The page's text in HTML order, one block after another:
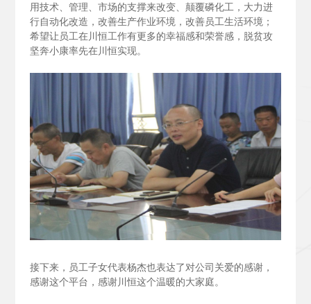
用技术、管理、市场的支撑来改变、颠覆磷化工，大力进
行自动化改造，改善生产作业环境，改善员工生活环境；
希望让员工在川恒工作有更多的幸福感和荣誉感，脱贫攻
坚奔小康率先在川恒实现。
接下来，员工子女代表杨杰也表达了对公司关爱的感谢，
感谢这个平台，感谢川恒这个温暖的大家庭。